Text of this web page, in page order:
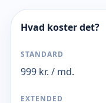
Hvad koster det?
999 kr. / md.